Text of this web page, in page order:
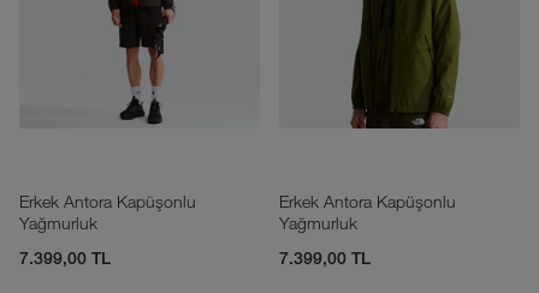
Erkek Antora Kapüşonlu
Yağmurluk
7.399,00 TL
Erkek Antora Kapüşonlu
Yağmurluk
7.399,00 TL